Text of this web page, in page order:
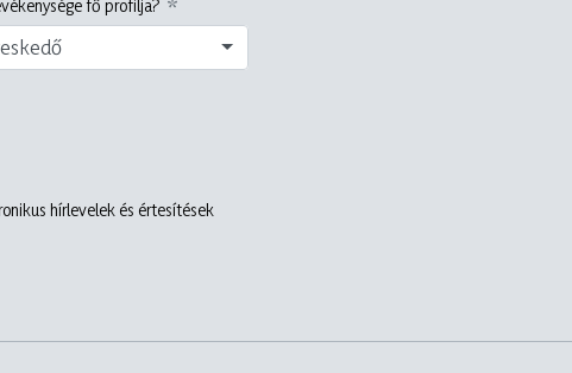
fő profilja?
hírlevelek és értesítések